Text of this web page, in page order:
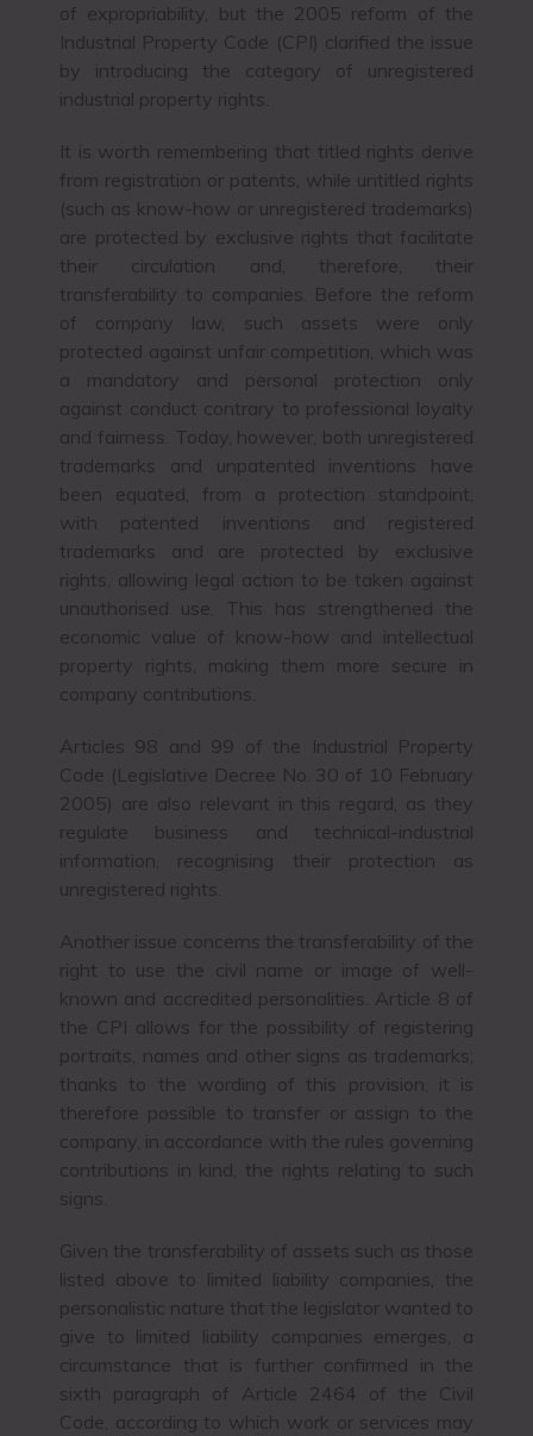
of expropriability, but the 2005 reform of the
Industrial Property Code (CPI) clarified the issue
by introducing the category of unregistered
industrial property rights.
It is worth remembering that titled rights derive
from registration or patents, while untitled rights
(such as know-how or unregistered trademarks)
are protected by exclusive rights that facilitate
their circulation and, therefore, their
transferability to companies. Before the reform
of company law, such assets were only
protected against unfair competition, which was
a mandatory and personal protection only
against conduct contrary to professional loyalty
and fairness. Today, however, both unregistered
trademarks and unpatented inventions have
been equated, from a protection standpoint,
with patented inventions and registered
trademarks and are protected by exclusive
rights, allowing legal action to be taken against
unauthorised use. This has strengthened the
economic value of know-how and intellectual
property rights, making them more secure in
company contributions.
Articles 98 and 99 of the Industrial Property
Code (Legislative Decree No. 30 of 10 February
2005) are also relevant in this regard, as they
regulate business and technical-industrial
information, recognising their protection as
unregistered rights.
Another issue concerns the transferability of the
right to use the civil name or image of well-
known and accredited personalities. Article 8 of
the CPI allows for the possibility of registering
portraits, names and other signs as trademarks;
thanks to the wording of this provision, it is
therefore possible to transfer or assign to the
company, in accordance with the rules governing
contributions in kind, the rights relating to such
signs.
Given the transferability of assets such as those
listed above to limited liability companies, the
personalistic nature that the legislator wanted to
give to limited liability companies emerges, a
circumstance that is further confirmed in the
sixth paragraph of Article 2464 of the Civil
Code, according to which work or services may